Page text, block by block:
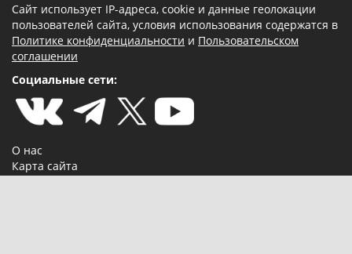
Сайт использует IP-адреса, cookie и данные геолокации
пользователей сайта, условия использования содержатся в
Политике конфиденциальности и Пользовательском
соглашении
Социальные сети:
О нас
Карта сайта